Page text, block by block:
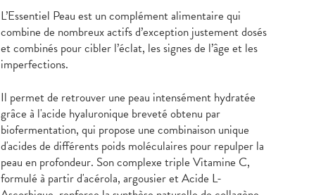
L’Essentiel Peau est un complément alimentaire qui
combine de nombreux actifs d’exception justement dosés
et combinés pour cibler l’éclat, les signes de l’âge et les
imperfections.
Il permet de retrouver une peau intensément hydratée
grâce à l'acide hyaluronique breveté obtenu par
biofermentation, qui propose une combinaison unique
d'acides de différents poids moléculaires pour repulper la
peau en profondeur. Son complexe triple Vitamine C,
formulé à partir d'acérola, argousier et Acide L-